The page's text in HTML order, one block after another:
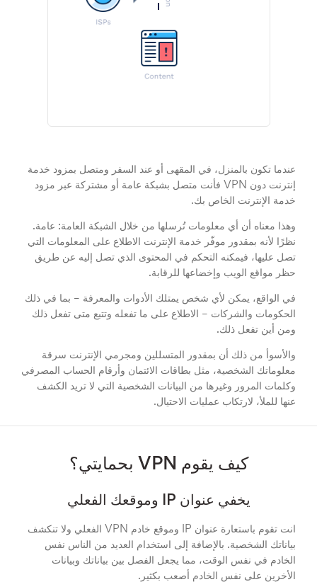
عندما تكون بالمنزل، في المقهى أو عند السفر ومتصل بمزود خدمة
إنترنت دون VPN فأنت متصل بشبكة عامة أو مشتركة عبر مزود
خدمة الإنترنت الخاص بك.
وهذا معناه أن أي معلومات تُرسلها من خلال الشبكة العامة: عامة.
نظرًا لأنه بمقدور موفّر خدمة الإنترنت الاطلاع على المعلومات التي
تصل عليها، فيمكنه التحكم في المحتوى الذي تصل إليه عن طريق
حظر مواقع الويب وإخضاعها للرقابة.
في الواقع، يمكن لأي شخص يمتلك الأدوات والمعرفة – بما في ذلك
الحكومات والشركات – الاطلاع على ما تفعله وتتبع متى تفعل ذلك
ومن أين تفعل ذلك.
والأسوأ من ذلك أن بمقدور المتسللين ومجرمي الإنترنت سرقة
معلوماتك الشخصية، مثل بطاقات الائتمان وأرقام الحساب المصرفي
وكلمات المرور وغيرها من البيانات الشخصية التي لا تريد الكشف
عنها للملأ، لارتكاب عمليات الاحتيال.
كيف يقوم VPN بحمايتي؟
يخفي عنوان IP وموقعك الفعلي
انت تقوم باستعارة عنوان IP وموقع خادم VPN الفعلي ولا تنكشف
بياناتك الشخصية. بالإضافة إلى استخدام العديد من الناس نفس
الخادم في نفس الوقت، مما يجعل الفصل بين بياناتك وبيانات
الأخرين على نفس الخادم أصعب بكثير.